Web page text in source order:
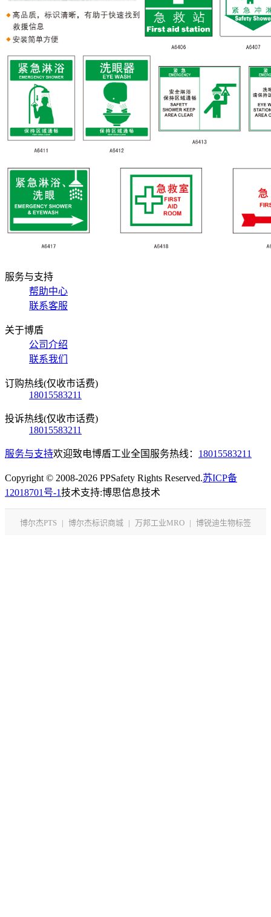
服务与支持
帮助中心
联系客服
关于博盾
公司介绍
联系我们
订购热线(仅收市话费)
18015583211
投诉热线(仅收市话费)
18015583211
服务与支持欢迎致电博盾工业全国服务热线： 18015583211
Copyright © 2008-2026 PPSafety Rights Reserved.苏ICP备
12018701号-1技术支持:博思信息技术
博尔杰PTS | 博尔杰标识商城 | 万邦工业MRO | 博锐迪生物标签